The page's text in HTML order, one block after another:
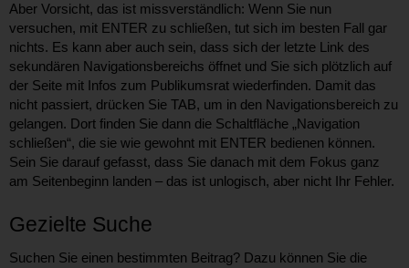
Aber Vorsicht, das ist missverständlich: Wenn Sie nun
versuchen, mit ENTER zu schließen, tut sich im besten Fall gar
nichts. Es kann aber auch sein, dass sich der letzte Link des
sekundären Navigationsbereichs öffnet und Sie sich plötzlich auf
der Seite mit Infos zum Publikumsrat wiederfinden. Damit das
nicht passiert, drücken Sie TAB, um in den Navigationsbereich zu
gelangen. Dort finden Sie dann die Schaltfläche „Navigation
schließen“, die sie wie gewohnt mit ENTER bedienen können.
Sein Sie darauf gefasst, dass Sie danach mit dem Fokus ganz
am Seitenbeginn landen – das ist unlogisch, aber nicht Ihr Fehler.
Gezielte Suche
Suchen Sie einen bestimmten Beitrag? Dazu können Sie die